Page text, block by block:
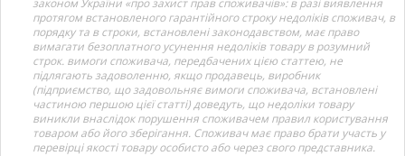
протягом встановленого гарантійного строку недоліків споживач, в
порядку та в строки, встановлені законодавством, має право
вимагати безоплатного усунення недоліків товару в розумний
строк. вимоги споживача, передбачених цією статтею, не
підлягають задоволенню, якщо продавець, виробник
(підприємство, що задовольняє вимоги споживача, встановлені
частиною першою цієї статті) доведуть, що недоліки товару
виникли внаслідок порушення споживачем правил користування
товаром або його зберігання. Споживач має право брати участь у
перевірці якості товару особисто або через свого представника.